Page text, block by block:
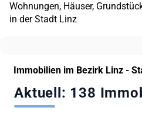
Wohnungen, Häuser,
in der Stadt Linz
Immobilien im Bezirk Linz -
Aktuell: 138